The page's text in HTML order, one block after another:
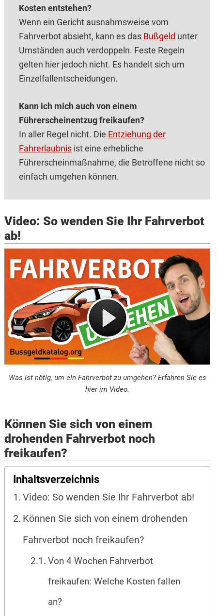
Kosten entstehen?
Wenn ein Gericht ausnahmsweise vom
Fahrverbot absieht, kann es das Bußgeld unter
Umständen auch verdoppeln. Feste Regeln
gelten hier jedoch nicht. Es handelt sich um
Einzelfallentscheidungen.
Kann ich mich auch von einem
Führerscheinentzug freikaufen?
In aller Regel nicht. Die Entziehung der
Fahrerlaubnisist eine erhebliche
Führerscheinmaßnahme, die Betroffene nicht so
einfach umgehen können.
Video: So wenden Sie Ihr Fahrverbot
ab!
Was ist nötig, um ein Fahrverbot zu umgehen? Erfahren Sie es
hier im Video.
Können Sie sich von einem
drohenden Fahrverbot noch
freikaufen?
Inhaltsverzeichnis
Video: So wenden Sie Ihr Fahrverbot ab!
Können Sie sich von einem drohenden
Fahrverbot noch freikaufen?
Von 4 Wochen Fahrverbot
freikaufen: Welche Kosten fallen
an?